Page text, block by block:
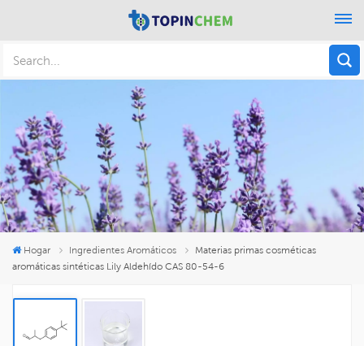
Hogar Ingredientes Aromáticos
Materias primas cosméticas
aromáticas sintéticas Lily Aldehído CAS 80-54-6